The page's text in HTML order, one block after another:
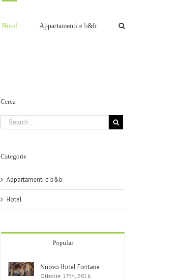
Hotel Appartamenti e b&b
Cerca
Categorie
Appartamenti e b&b
Hotel
Popular
Nuovo Hotel Fontane
Ottobre 17th, 2016